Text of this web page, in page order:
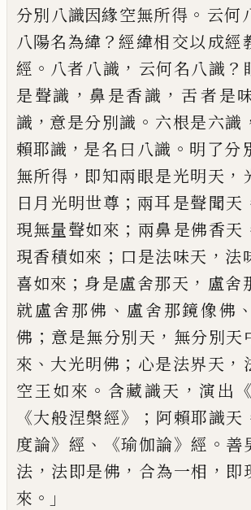
分別八識因緣空無所得 。 云何
八陽名為緯 ？ 經緯相交以成經
經 。 八者八識 ， 云何名八識 ？
是聲識 ， 鼻是香識 ， 舌者是
識 ， 意是分別識 。 六根是六識
賴耶識 ， 是名 曰 八識 。 明了分
無所得 ， 即知兩眼是光明天 ，
日月光明世尊 ； 兩耳是聲聞天
現無量聲如來 ； 兩鼻是佛香天
現香積如來 ； 口是法味天 ， 法
喜如來 ； 身是盧舍那天 ， 盧舍
就盧舍那佛 、 盧舍那鏡像佛 、
佛 ； 意是無分別天 ， 無分別天
來 、 大光明佛 ； 心是法界天 ，
空王如來 。 含藏識天 ， 演出 《
《大般涅槃經》； 阿賴耶識天
度論》 經 、《瑜伽論》 經 。 善
法 ， 法即是佛 ， 合為一相 ， 即
來 。」